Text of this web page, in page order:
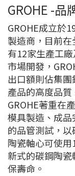
GROHE -品
GROHE成立於
製造商，目前
有12家生產工
市場開發，
出口額則佔集
產品的高度品
GROHE著重在
模具製造、成
的品管測試，
陶瓷軸心可使
新式的碳鋼陶
保壽命。